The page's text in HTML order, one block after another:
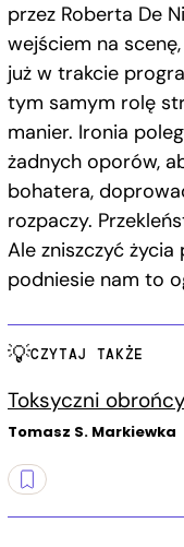
przez Roberta De
wejściem na
już w trakcie
tym samym rolę
manier. Ironia
żadnych oporów,
bohatera,
rozpaczy.
Ale zniszczyć
podniesie nam to
CZYTAJ TAKŻE
Toksyczni
Tomasz S. Markiewka